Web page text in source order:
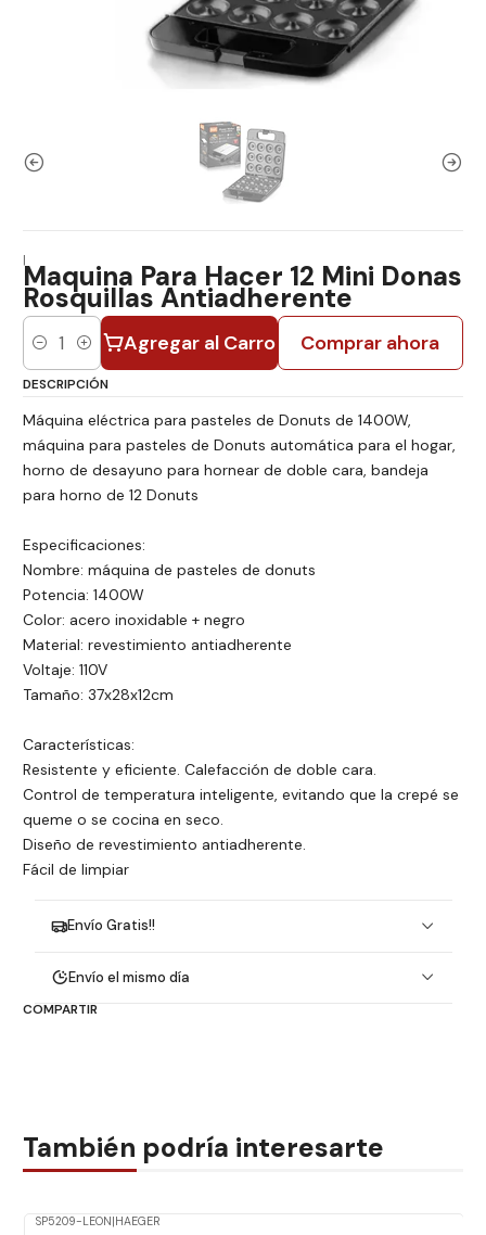
|Maquina Para Hacer 12 Mini Donas
Rosquillas Antiadherente
Cantidad Agregar al Carro Comprar ahora
DESCRIPCIÓN
Máquina eléctrica para pasteles de Donuts de 1400W,
máquina para pasteles de Donuts automática para el hogar,
horno de desayuno para hornear de doble cara, bandeja
para horno de 12 Donuts
Especificaciones:
Nombre: máquina de pasteles de donuts
Potencia: 1400W
Color: acero inoxidable + negro
Material: revestimiento antiadherente
Voltaje: 110V
Tamaño: 37x28x12cm
Características:
Resistente y eficiente. Calefacción de doble cara.
Control de temperatura inteligente, evitando que la crepé se
queme o se cocina en seco.
Diseño de revestimiento antiadherente.
Fácil de limpiar
Envío Gratis!!
Envío el mismo día
COMPARTIR
También podría interesarte
SP5209-LEON|HAEGER